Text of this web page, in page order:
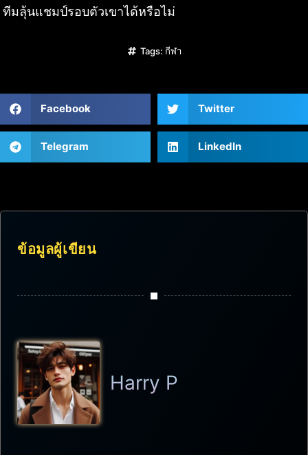
ทีมลุ้นแชมป์รอบตัวเขาได้หรือไม่
Tags: กีฬา
Facebook Twitter
Telegram LinkedIn
ข้อมูลผู้เขียน
Harry P